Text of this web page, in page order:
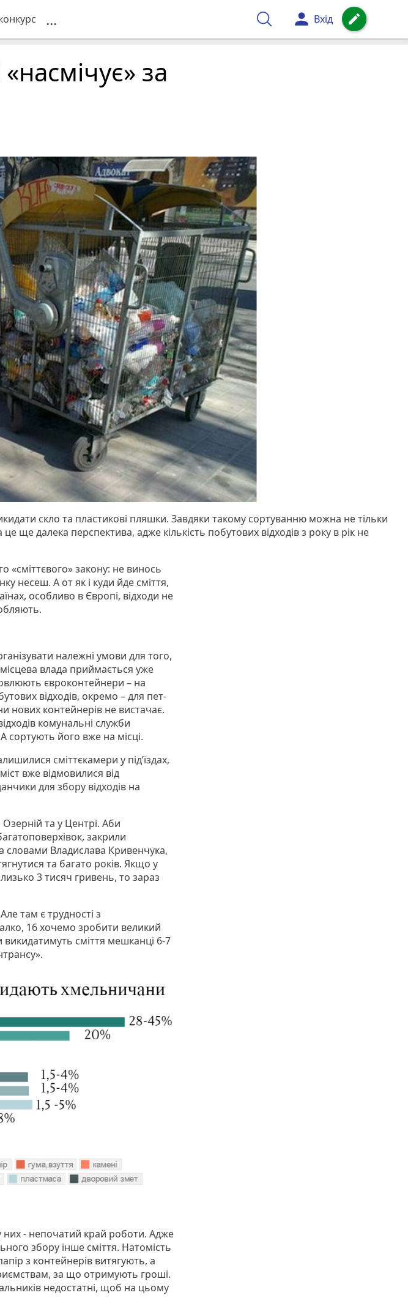
person Вхід create
...
за
скло та пластикові пляшки. Завдяки такому сортуванню можна не тільки
далека перспектива, адже кількість побутових відходів з року в рік не
«сміттєвого» закону: не винось
несеш. А от як і куди йде сміття,
особливо в Європі, відходи не
належні умови для того,
влада приймається уже
євроконтейнери – на
відходів, окремо – для пет-
нових контейнерів не вистачає.
комунальні служби
його вже на місці.
сміттєкамери у під’їздах,
вже відмовилися від
для збору відходів на
та у Центрі. Аби
закрили
словами Владислава Кривенчука,
та багато років. Якщо у
3 тисяч гривень, то зараз
там є трудності з
16 хочемо зробити великий
сміття мешканці 6-7
- непочатий край роботи. Адже
збору інше сміття. Натомість
з контейнерів витягують, а
за що отримують гроші.
недостатні, щоб на цьому